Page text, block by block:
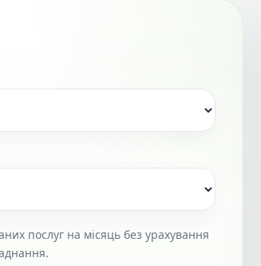
послуг на місяць без урахування